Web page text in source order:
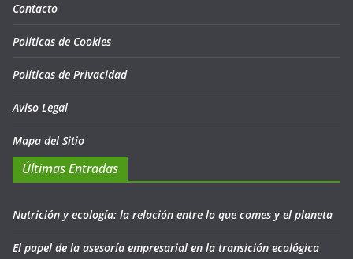
Contacto
Políticas de Cookies
Políticas de Privacidad
Aviso Legal
Mapa del Sitio
Últimas Entradas
Nutrición y ecología: la relación entre lo que comes y el planeta
El papel de la asesoría empresarial en la transición ecológica